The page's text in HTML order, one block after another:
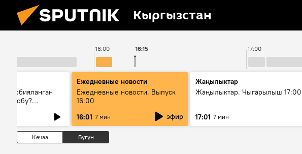
Кыргызстан
16:00 17:00
16:15
тарбияланган
болобу?
Ежедневные новости
Ежедневные новости. Выпуск
16:00
16:01 7 мин эфир
Жаңылыктар
Жаңылыктар. Чыгарылыш 17:00
17:01 7 мин
Кечээ Бүгүн